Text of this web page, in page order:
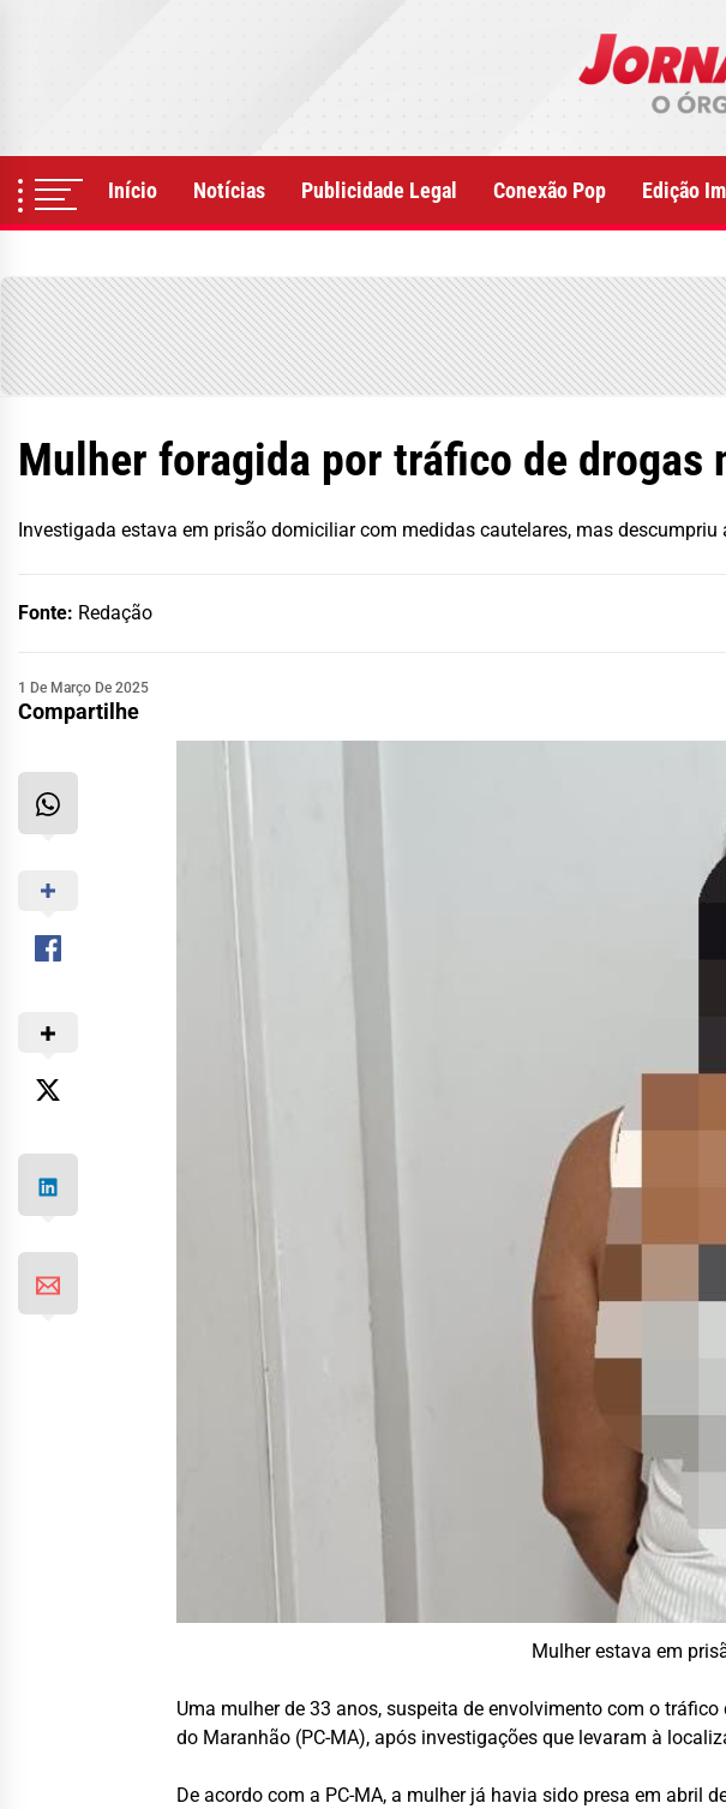
Início Notícias Publicidade Legal Conexão Pop Edição
Mulher foragida por tráfico de drogas
Investigada estava em prisão domiciliar com medidas cautelares, mas descumpriu
Fonte: Redação
1 De Março De 2025
Compartilhe
Mulher estava em
Uma mulher de 33 anos, suspeita de envolvimento com o
do Maranhão (PC-MA), após investigações que levaram à
De acordo com a PC-MA, a mulher já havia sido presa em abril